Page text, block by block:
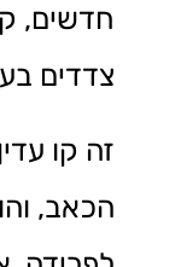
חדשים,
צדדים
זה קו
הכאב,